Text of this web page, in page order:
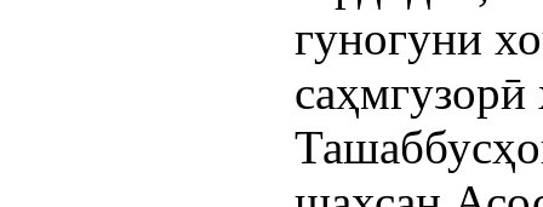
гуногуни
саҳмгузорӣ